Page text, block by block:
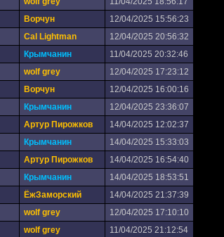
Ворчун
12/04/2025 15:56:23
Cal Lightman
12/04/2025 20:56:32
Крымчанин
11/04/2025 20:32:46
wolf grey
12/04/2025 17:23:12
Ворчун
12/04/2025 16:00:16
Крымчанин
12/04/2025 23:36:07
Артур Пирожков
14/04/2025 12:02:37
Крымчанин
14/04/2025 15:33:03
Артур Пирожков
14/04/2025 16:54:40
Крымчанин
14/04/2025 18:53:51
ЁжЗаморский
14/04/2025 21:37:39
wolf grey
12/04/2025 17:10:10
wolf grey
11/04/2025 21:12:54